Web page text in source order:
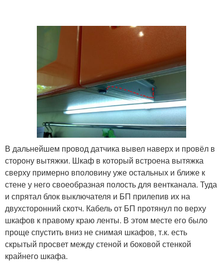
В дальнейшем провод датчика вывел наверх и провёл в
сторону вытяжки. Шкаф в который встроена вытяжка
сверху примерно вполовину уже остальных и ближе к
стене у него своеобразная полость для вентканала. Туда
и спрятал блок выключателя и БП прилепив их на
двухсторонний скотч. Кабель от БП протянул по верху
шкафов к правому краю ленты. В этом месте его было
проще спустить вниз не снимая шкафов, т.к. есть
скрытый просвет между стеной и боковой стенкой
крайнего шкафа.